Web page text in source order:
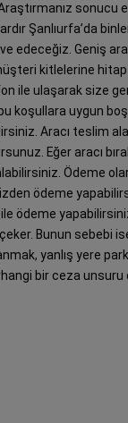
Şanlıurfa’da
edeceğiz. Geniş
kitlelerine
ile ulaşarak size
koşullara uygun
Aracı teslim
Eğer aracı
Ödeme
ödeme
ödeme
Bunun sebebi
yanlış yere park,
bir ceza